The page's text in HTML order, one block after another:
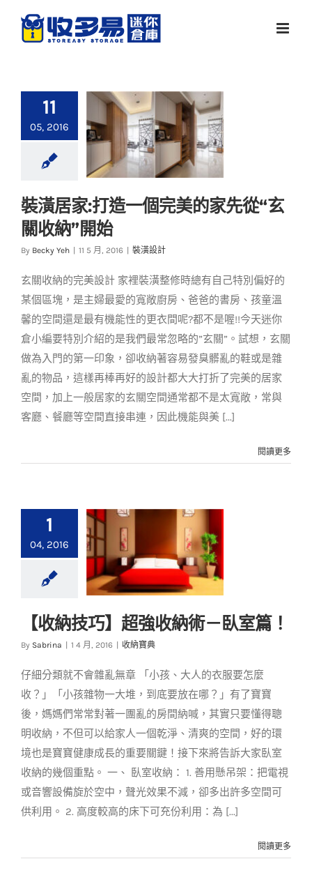
11
05, 2016
裝潢居家:打造一個完
美的家先從“玄關收
納”開始
裝潢居家:打造一個完美的家先從“玄
關收納”開始
By Becky Yeh 11 5 月, 2016 裝潢設計
玄關收納的完美設計 家裡裝潢整修時總有自己特別偏好的
某個區塊，是主婦最愛的寬敞廚房、爸爸的書房、孩童溫
馨的空間還是最有機能性的更衣間呢?都不是喔!!今天迷你
倉小編要特別介紹的是我們最常忽略的”玄關”。試想，玄關
做為入門的第一印象，卻收納著容易發臭髒亂的鞋或是雜
亂的物品，這樣再棒再好的設計都大大打折了完美的居家
空間，加上一般居家的玄關空間通常都不是太寬敞，常與
客廳、餐廳等空間直接串連，因此機能與美 [...]
閱讀更多
1
04, 2016
收納寶典
【收納技巧】超強收納術－臥室篇！
By Sabrina 1 4 月, 2016 收納寶典
仔細分類就不會雜亂無章 「小孩、大人的衣服要怎麼
收？」「小孩雜物一大堆，到底要放在哪？」有了寶寶
後，媽媽們常常對著一團亂的房間納喊，其實只要懂得聰
明收納，不但可以給家人一個乾淨、清爽的空間，好的環
境也是寶寶健康成長的重要關鍵！接下來將告訴大家臥室
收納的幾個重點。 一、 臥室收納： 1. 善用懸吊架：把電視
或音響設備旋於空中，聲光效果不減，卻多出許多空間可
供利用。 2. 高度較高的床下可充份利用：為 [...]
閱讀更多